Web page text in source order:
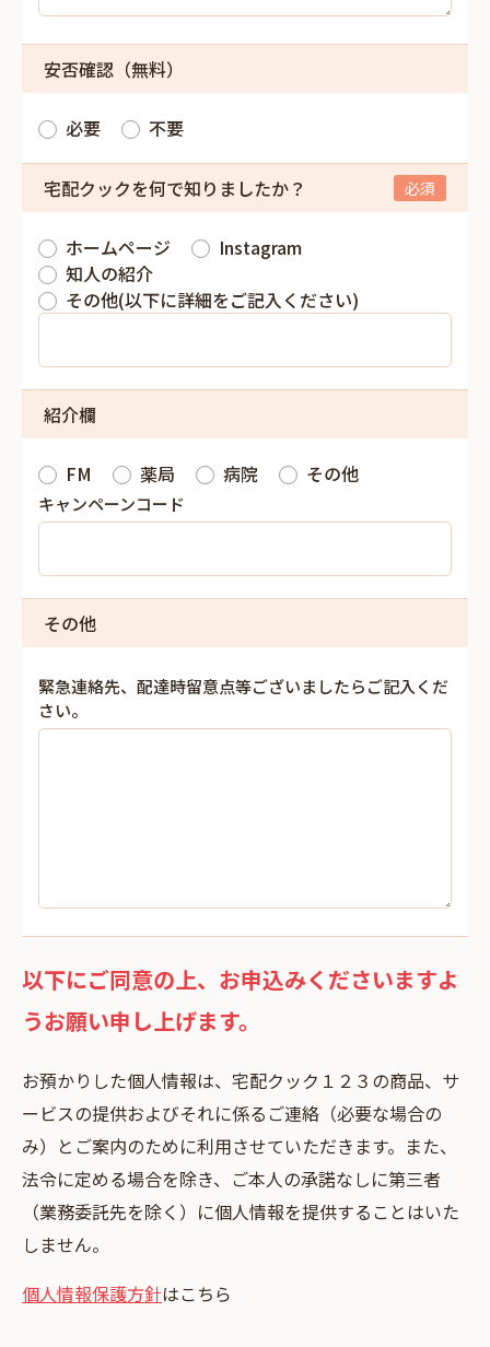
安否確認（無料）
必要 不要
宅配クックを何で知りましたか？
ホームページ
Instagram
知人の紹介
その他(以下に詳細をご記入ください)
紹介欄
FM 薬局 病院 その他
キャンペーンコード
その他
緊急連絡先、配達時留意点等ございましたらご記入くだ
さい。
以下にご同意の上、お申込みくださいますよ
うお願い申し上げます。
お預かりした個⼈情報は、宅配クック１２３の商品、サ
ービスの提供およびそれに係るご連絡（必要な場合の
み）とご案内のために利⽤させていただきます。また、
法令に定める場合を除き、ご本⼈の承諾なしに第三者
（業務委託先を除く）に個⼈情報を提供することはいた
しません。
個人情報保護方針はこちら